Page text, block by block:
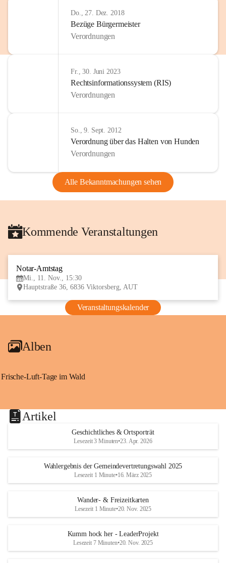
Do., 27. Dez. 2018
Bezüge Bürgermeister
Verordnungen
Fr., 30. Juni 2023
Rechtsinformationssystem (RIS)
Verordnungen
So., 9. Sept. 2012
Verordnung über das Halten von Hunden
Verordnungen
Alle Bekanntmachungen sehen
Kommende Veranstaltungen
Notar-Amtstag
Mi., 11. Nov., 15:30
Hauptstraße 36, 6836 Viktorsberg, AUT
Veranstaltungskalender
Alben
Frische-Luft-Tage im Wald
Artikel
Geschichtliches & Ortsporträt
Lesezeit 3 Minuten•23. Apr. 2026
Wahlergebnis der Gemeindevertretungswahl 2025
Lesezeit 1 Minute•16. März 2025
Wander- & Freizeitkarten
Lesezeit 1 Minute•20. Nov. 2025
Kumm hock her - LeaderProjekt
Lesezeit 7 Minuten•20. Nov. 2025